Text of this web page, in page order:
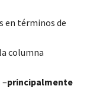
en términos de
columna
principalmente